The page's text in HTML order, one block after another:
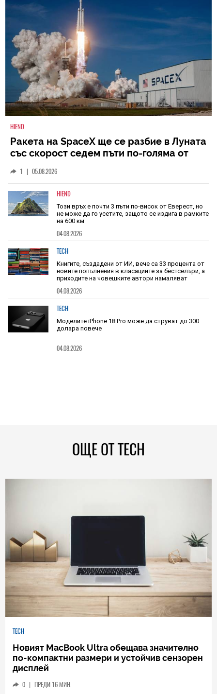
HIEND
Ракета на SpaceX ще се разбие в Луната
със скорост седем пъти по-голяма от
1 | 05.08.2026
HIEND
Този връх е почти 3 пъти по-висок от Еверест, но
не може да го усетите, защото се издига в рамките
на 600 км
04.08.2026
TECH
Книгите, създадени от ИИ, вече са 33 процента от
новите попълнения в класациите за бестселъри, а
приходите на човешките автори намаляват
04.08.2026
TECH
Моделите iPhone 18 Pro може да струват до 300
долара повече
04.08.2026
ОЩЕ ОТ TECH
TECH
Новият MacBook Ultra обещава значително
по-компактни размери и устойчив сензорен
дисплей
0 | ПРЕДИ 16 МИН.